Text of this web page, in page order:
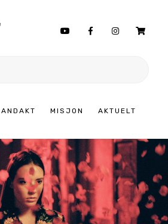
ANDAKT MISJON AKTUELT